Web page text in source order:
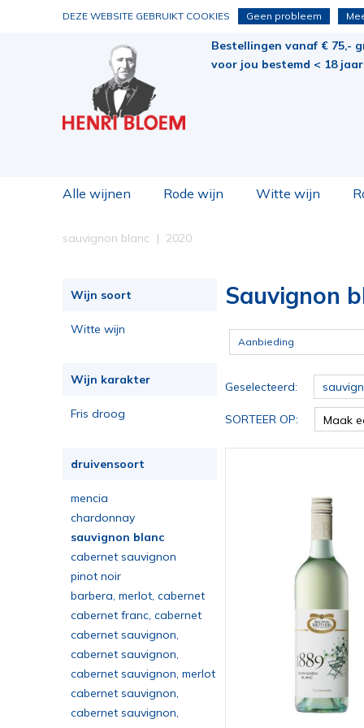
DEZE WEBSITE GEBRUIKT COOKIES Geen probleem
Bestellingen vanaf € 75,-
voor jou bestemd < 18
Alle wijnen Rode wijn Witte wijn
sauvignon blanc 2020
Wijn soort
Witte wijn
Wijn karakter
Fris droog
druivensoort
mencia
chardonnay
sauvignon blanc
cabernet sauvignon
pinot noir
barbera, merlot, cabernet
sauvignon
cabernet franc, cabernet
sauvignon, merlot
cabernet sauvignon,
cabernet franc, merlot, petit
verdot, carménère
cabernet sauvignon,
malbec, petit verdot
cabernet sauvignon, merlot
cabernet sauvignon,
merlot, cabernet franc
cabernet sauvignon,
Sauvignon
Aanbieding
Geselecteerd:
SORTEER OP: Maak